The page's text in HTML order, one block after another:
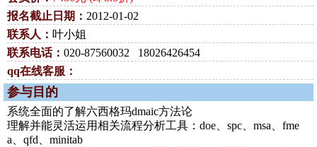
报名截止日期： 2012-01-02
联系人： 叶小姐
联系电话： 020-87560032 18026426454
qq在线客服：
参与目的
系统全面的了解六西格玛dmaic方法论
理解并能灵活运用相关流程分析工具：doe、spc、msa、fme
a、qfd、minitab